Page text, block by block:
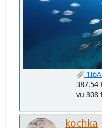
387.54
vu 308
kochka